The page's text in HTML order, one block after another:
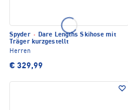
Spyder · Dare Lengths Skihose mit
Träger kurzgestellt
Herren
€ 329,99